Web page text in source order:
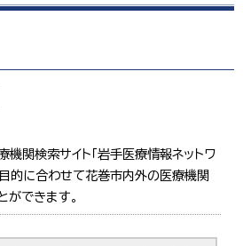
関検索サイト「岩手医療情報ネットワ
目的に合わせて花巻市内外の医療機関
ができます。